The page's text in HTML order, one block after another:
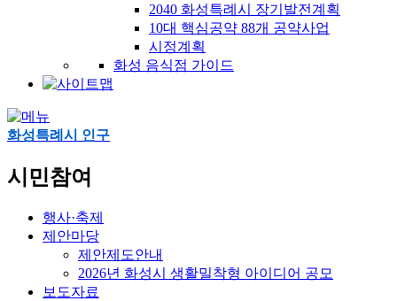
2040 화성특례시 장기발전계획
10대 핵심공약 88개 공약사업
시정계획
화성 음식점 가이드
화성특례시 인구
시민참여
행사·축제
제안마당
제안제도안내
2026년 화성시 생활밀착형 아이디어 공모
보도자료